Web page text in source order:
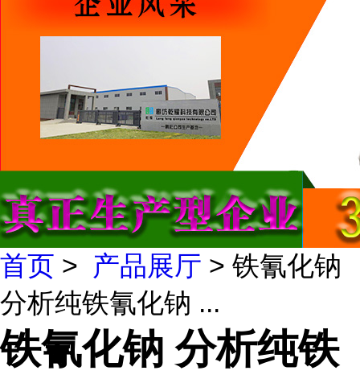
首页 > 产品展厅 > 铁氰化钠
分析纯铁氰化钠 ...
铁氰化钠 分析纯铁